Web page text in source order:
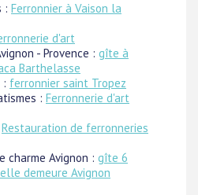
: Ferronnier à Vaison la
d'art
- Provence : gîte à
Barthelasse
ferronnier saint Tropez
: Ferronnerie d'art
Restauration de ferronneries
charme Avignon : gîte 6
demeure Avignon